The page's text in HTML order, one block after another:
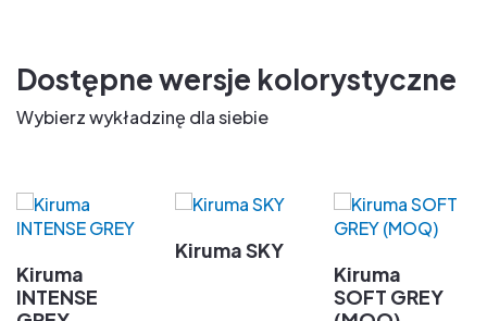
Dostępne wersje kolorystyczne
Wybierz wykładzinę dla siebie
Kiruma
INTENSE
Kiruma SKY
Kiruma
SOFT GREY